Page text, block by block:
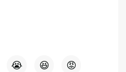
😭 😆 😡